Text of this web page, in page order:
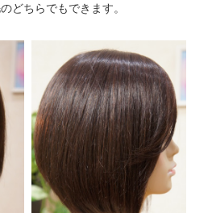
どちらでもできます。